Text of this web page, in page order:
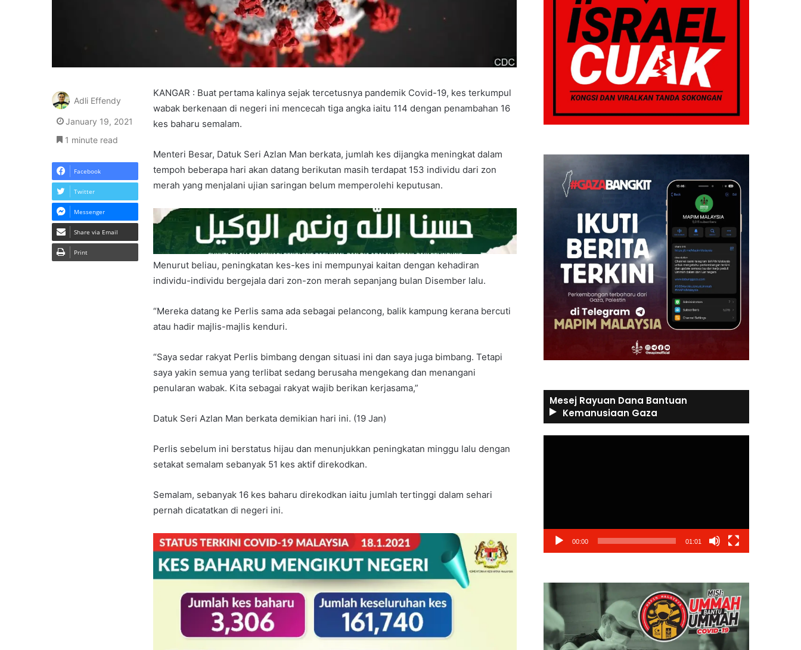
KANGAR : Buat pertama kalinya sejak tercetusnya pandemik Covid-19, kes terkumpul
wabak berkenaan di negeri ini mencecah tiga angka iaitu 114 dengan penambahan 16
kes baharu semalam.
Menteri Besar, Datuk Seri Azlan Man berkata, jumlah kes dijangka meningkat dalam
tempoh beberapa hari akan datang berikutan masih terdapat 153 individu dari zon
merah yang menjalani ujian saringan belum memperolehi keputusan.
Menurut beliau, peningkatan kes-kes ini mempunyai kaitan dengan kehadiran
individu-individu bergejala dari zon-zon merah sepanjang bulan Disember lalu.
“Mereka datang ke Perlis sama ada sebagai pelancong, balik kampung kerana bercuti
atau hadir majlis-majlis kenduri.
“Saya sedar rakyat Perlis bimbang dengan situasi ini dan saya juga bimbang. Tetapi
saya yakin semua yang terlibat sedang berusaha mengekang dan menangani
penularan wabak. Kita sebagai rakyat wajib berikan kerjasama,”
Datuk Seri Azlan Man berkata demikian hari ini. (19 Jan)
Perlis sebelum ini berstatus hijau dan menunjukkan peningkatan minggu lalu dengan
setakat semalam sebanyak 51 kes aktif direkodkan.
Semalam, sebanyak 16 kes baharu direkodkan iaitu jumlah tertinggi dalam sehari
pernah dicatatkan di negeri ini.
Adli Effendy
January 19, 2021
1 minute read
Facebook
Twitter
Messenger
Share via Email
Print
Mesej Rayuan Dana Bantuan
Kemanusiaan Gaza
00:00 01:01